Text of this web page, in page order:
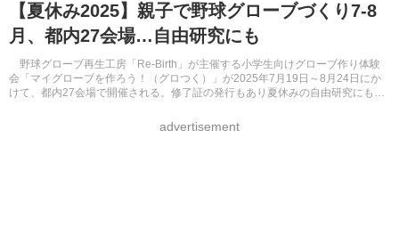
8月開催イベント・WS 全国公立高校 過去問 人気記事
自由研究教材（小学生向け） 自由研究教材（中学生向け）
【夏休み2025】親子で野球グローブづくり7-8
月、都内27会場…自由研究にも
野球グローブ再生工房「Re-Birth」が主催する小学生向けグローブ作り体験
会「マイグローブを作ろう！（グロつく）」が2025年7月19日～8月24日にか
けて、都内27会場で開催される。修了証の発行もあり夏休みの自由研究にも最
advertisement